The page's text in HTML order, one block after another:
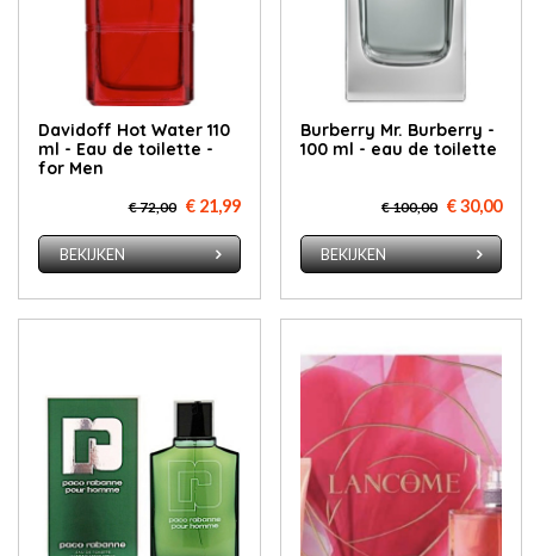
Davidoff Hot Water 110
ml - Eau de toilette -
for Men
€ 72,00 € 21,99
BEKIJKEN
Burberry Mr. Burberry -
100 ml - eau de toilette
€ 100,00 € 30,00
BEKIJKEN